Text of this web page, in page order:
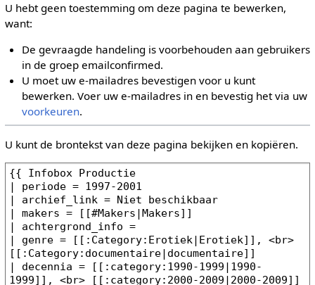
U hebt geen toestemming om deze pagina te bewerken,
want:
De gevraagde handeling is voorbehouden aan gebruikers
in de groep emailconfirmed.
U moet uw e-mailadres bevestigen voor u kunt
bewerken. Voer uw e-mailadres in en bevestig het via uw
voorkeuren.
U kunt de brontekst van deze pagina bekijken en kopiëren.